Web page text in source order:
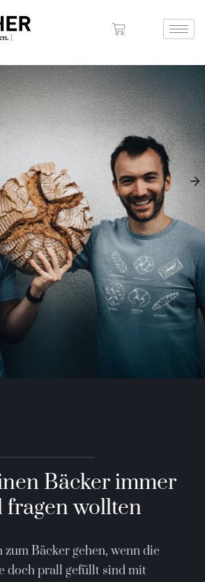
and the city
die darf man ruhig mal
Beispiel: Städtereisen